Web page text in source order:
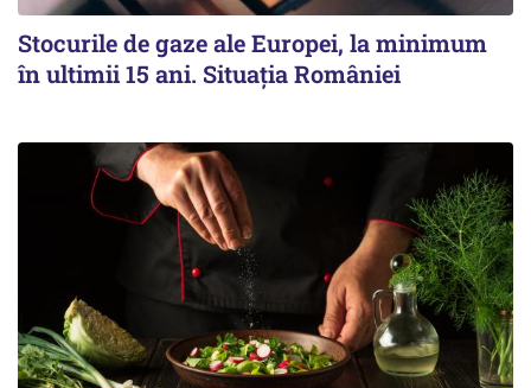
Stocurile de gaze ale Europei, la minimum
în ultimii 15 ani. Situația României